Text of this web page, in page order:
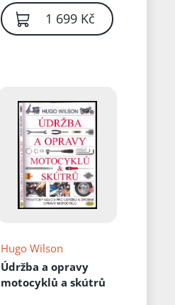
oděrkami, lehce zašlé
stránky, Pár stránek
lehce natržených
1 699 Kč
Hugo Wilson
Údržba a opravy
motocyklů a skútrů